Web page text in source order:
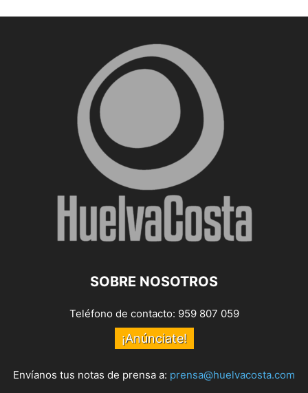
SOBRE NOSOTROS
Teléfono de contacto: 959 807 059
¡Anúnciate!
Envíanos tus notas de prensa a: prensa@huelvacosta.com